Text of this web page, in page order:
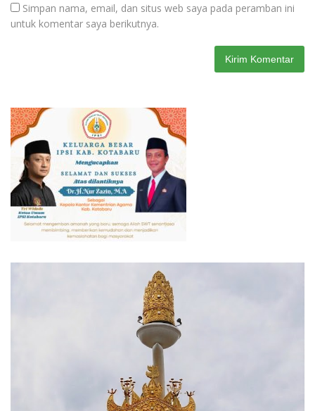
Simpan nama, email, dan situs web saya pada peramban ini
untuk komentar saya berikutnya.